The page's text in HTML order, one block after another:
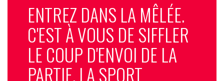
ENTREZ DANS LA MÊLÉE.
C'EST À VOUS DE SIFFLER
LE COUP D'ENVOI DE LA
PARTIE. LA SPORT